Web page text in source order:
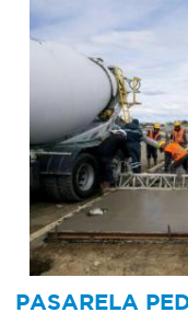
estudiantil
Recorrido
colectivos
Recarga
SUBE
PASARELA